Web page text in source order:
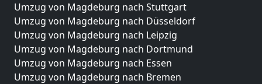
Umzug von Magdeburg nach Stuttgart
Umzug von Magdeburg nach Düsseldorf
Umzug von Magdeburg nach Leipzig
Umzug von Magdeburg nach Dortmund
Umzug von Magdeburg nach Essen
Umzug von Magdeburg nach Bremen